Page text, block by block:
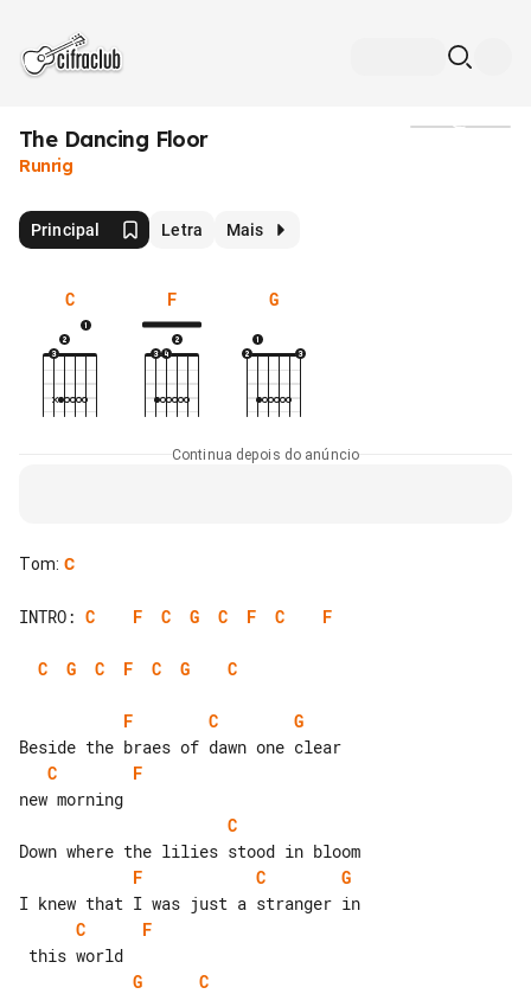
The Dancing Floor
Runrig
Principal Letra Mais
C F G
Continua depois do anúncio
Tom: C
INTRO: C F C G C F C F
C G C F C G C
F C
G
C
F
C
F
C
G
C
F
G
C